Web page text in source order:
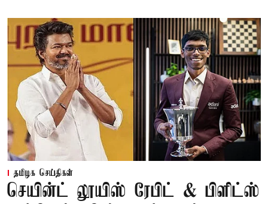
தமிழக செய்திகள்
செயின்ட் லூயிஸ் ரேபிட் & பிளிட்ஸ்